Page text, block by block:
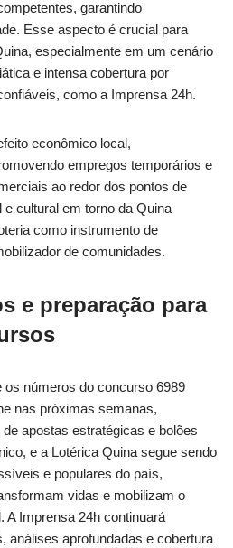
garantindo
Esse aspecto é crucial para
especialmente em um cenário
e intensa cobertura por
como a Imprensa 24h.
econômico local,
empregos temporários e
ao redor dos pontos de
cultural em torno da Quina
como instrumento de
de comunidades.
e preparação para
números do concurso 6989
nas próximas semanas,
apostas estratégicas e bolões
e a Lotérica Quina segue sendo
e populares do país,
vidas e mobilizam o
A Imprensa 24h continuará
análises aprofundadas e cobertura